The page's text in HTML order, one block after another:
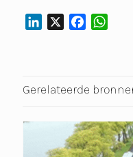
E
I
B
O
K
S
P
P
Gerelateerde